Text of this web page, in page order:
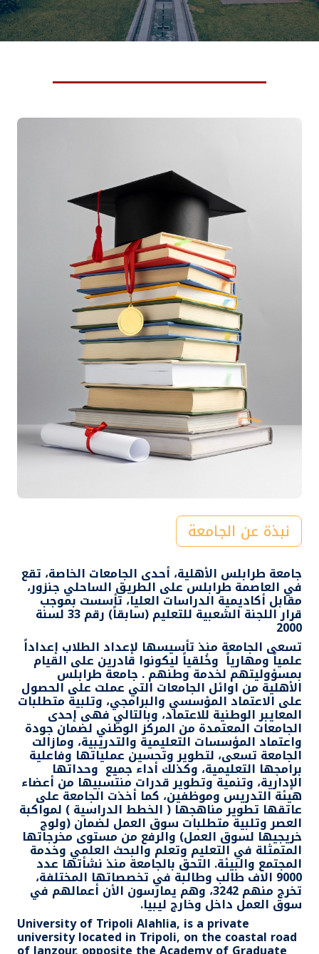
نبذة عن الجامعة
جامعة طرابلس الأهلية، أحدى الجامعات الخاصة، تقع
في العاصمة طرابلس على الطريق الساحلي جنزور،
مقابل أكاديمية الدراسات العليا، تأسست بموجب
قرار اللجنة الشعبية للتعليم (سابقاً) رقم 33 لسنة
2000
تسعى الجامعة منذ تأسيسها لإعداد الطلاب إعداداً
علمياً ومهارياً وخُلقياً ليكونوا قادرين على القيام
بمسؤوليتهم لخدمة وطنهم . جامعة طرابلس
الأهلية من اوائل الجامعات التي عملت على الحصول
على الاعتماد المؤسسي والبرامجي، وتلبية متطلبات
المعايبر الوطنية للاعتماد، وبالتالي فهى إحدى
الجامعات المعتمدة من المركز الوطني لضمان جودة
واعتماد المؤسسات التعليمية والتدريبية، ومازالت
الجامعة تسعى، لتطوير وتحسين عملياتها وفاعلية
برامجها التعليمية، وكذلك أداء جميع وحداتها
الإدارية، وتنمية وتطوير قدرات منتسبيها من أعضاء
هيئة التدريس وموظفين، كما أخذت الجامعة على
عاتقها تطوير مناهجها ( الخطط الدراسية ) لمواكبة
العصر وتلبية متطلبات سوق العمل لضمان (ولوج
خريجيها لسوق العمل) والرفع من مستوى مخرجاتها
المتمثلة في التعليم وتعلم والبحث العلمي وخدمة
المجتمع والبيئة. التحق بالجامعة منذ نشأتها عدد
9000 الاف طالب وطالبة في تخصصاتها المختلفة،
تخرج منهم 3242، وهم يمارسون الأن أعمالهم في
سوق العمل داخل وخارج ليبيا.
University of Tripoli Alahlia, is a private
university located in Tripoli, on the coastal road